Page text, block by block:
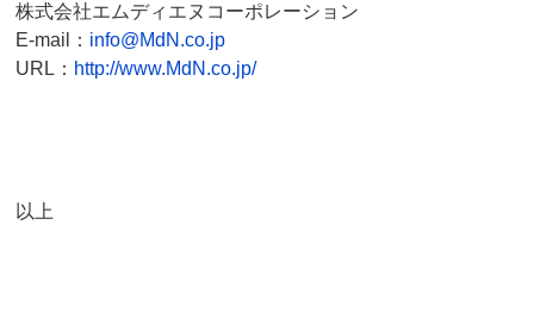
株式会社エムディエヌコーポレーション
E-mail： info@MdN.co.jp
URL： http://www.MdN.co.jp/
以上